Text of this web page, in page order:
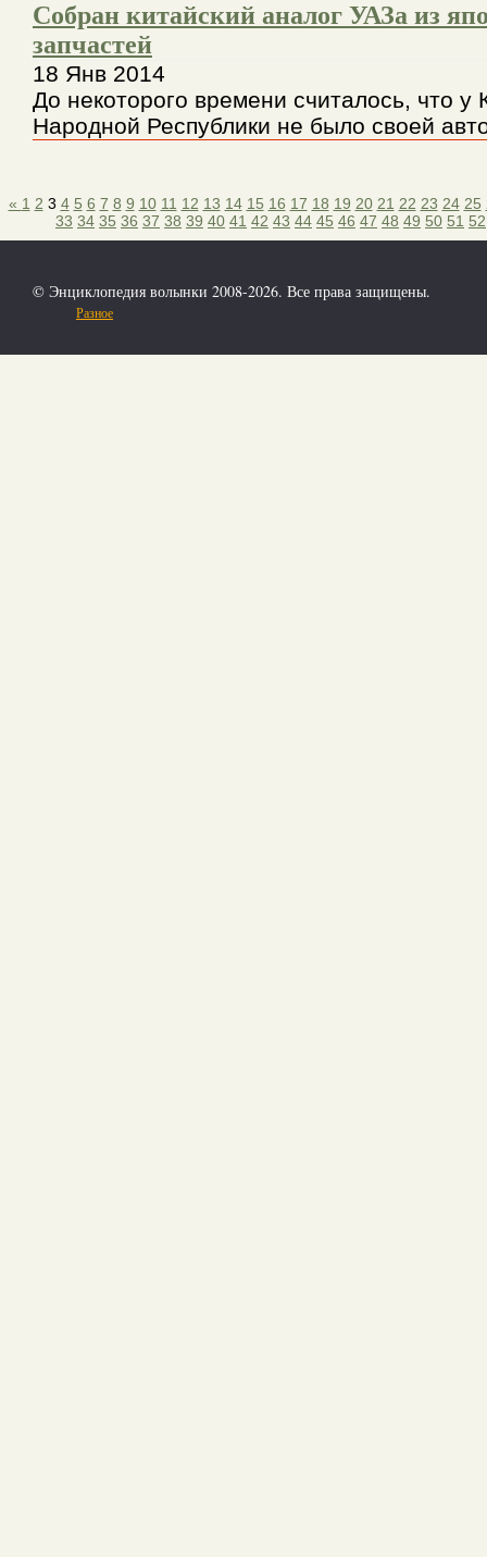
Собран китайский аналог УАЗа из
запчастей
18 Янв 2014
До некоторого времени считалось, что у
Народной Республики не было своей
« 1 2 3 4 5 6 7 8 9 10 11 12 13 14 15 16 17 18 19 20 21 22 23 24 25
33 34 35 36 37 38 39 40 41 42 43 44 45 46 47 48 49 50 51 52
© Энциклопедия волынки 2008-2026. Все права защищены.
Разное